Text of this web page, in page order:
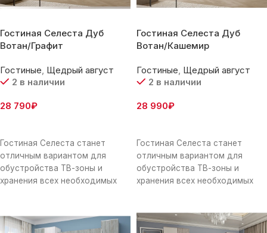
Гостиная Селеста Дуб
Вотан/Графит
Гостиные Щедрый август
2 в наличии
28 790₽
Гостиная Селеста станет
отличным вариантом для
обустройства ТВ-зоны и
хранения всех необходимых
аксессуарами, фотографиями
Гостиная Селеста Дуб
Вотан/Кашемир
Гостиные Щедрый август
2 в наличии
28 990₽
Гостиная Селеста станет
отличным вариантом для
обустройства ТВ-зоны и
хранения всех необходимых
аксессуарами, фотографиями